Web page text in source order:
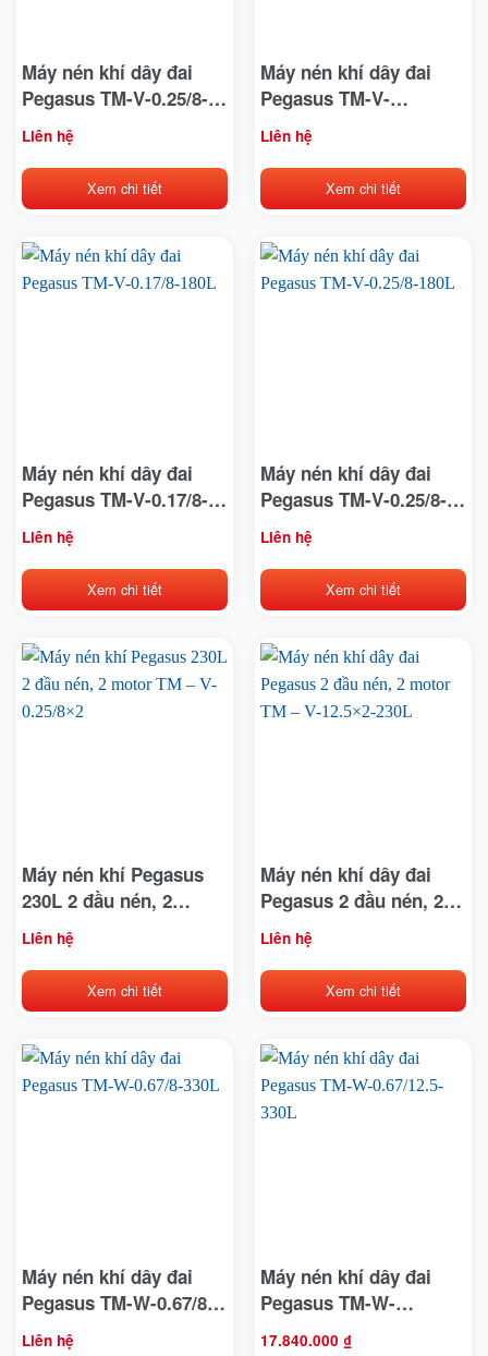
Máy nén khí dây đai
Pegasus TM-V-0.25/8-
120L 380V
Liên hệ
Xem chi tiết
Máy nén khí dây đai
Pegasus TM-V-
0.25/12.5-120L 220V
Liên hệ
Xem chi tiết
Máy nén khí dây đai
Pegasus TM-V-0.17/8-
180L
Liên hệ
Xem chi tiết
Máy nén khí dây đai
Pegasus TM-V-0.25/8-
180L
Liên hệ
Xem chi tiết
Máy nén khí Pegasus
230L 2 đầu nén, 2
motor TM – V-0.25/8×2
Liên hệ
Xem chi tiết
Máy nén khí dây đai
Pegasus 2 đầu nén, 2
motor TM – V-12.5×2-
230L
Liên hệ
Xem chi tiết
Máy nén khí dây đai
Pegasus TM-W-0.67/8-
330L
Liên hệ
Máy nén khí dây đai
Pegasus TM-W-
17.840.000 ₫